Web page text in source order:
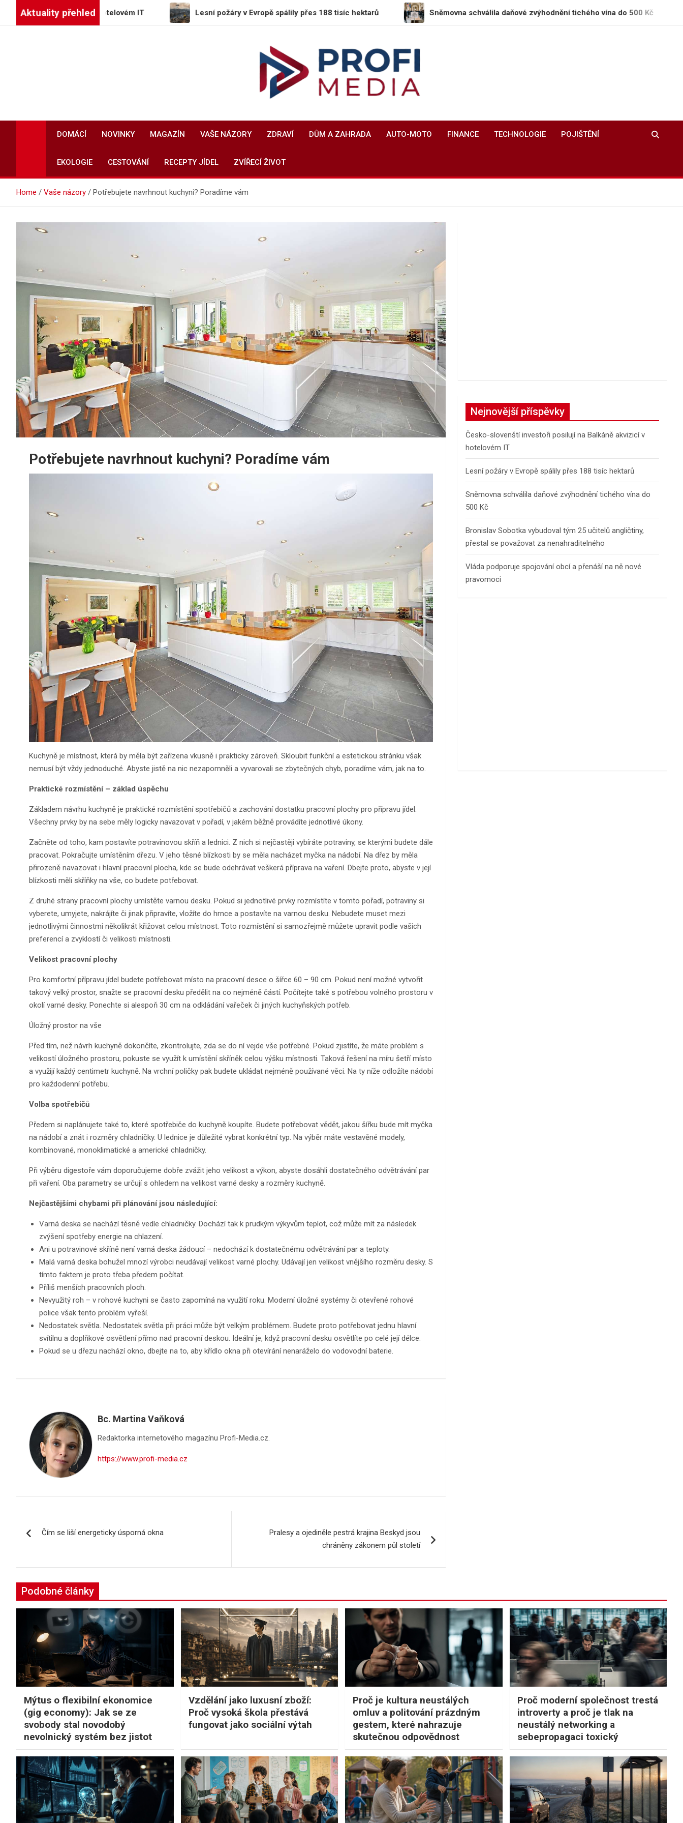
Aktuality přehled
akvizicí v hotelovém IT Lesní požáry v Evropě spálily přes 188 tisíc hektarů Sněmovna schválila daňové zvýhodnění tichého vína do 500 Kč Bronislav
Profi-Media.cz
DOMÁCÍ NOVINKY MAGAZÍN VAŠE NÁZORY ZDRAVÍ DŮM A ZAHRADA AUTO-MOTO FINANCE TECHNOLOGIE POJIŠTĚNÍ
EKOLOGIE CESTOVÁNÍ RECEPTY JÍDEL ZVÍŘECÍ ŽIVOT
Home Vaše názory Potřebujete navrhnout kuchyni? Poradíme vám
Potřebujete navrhnout kuchyni? Poradíme vám
Kuchyně je místnost, která by měla být zařízena vkusně i prakticky zároveň. Skloubit funkční a estetickou stránku však
nemusí být vždy jednoduché. Abyste jistě na nic nezapomněli a vyvarovali se zbytečných chyb, poradíme vám, jak na to.
Praktické rozmístění – základ úspěchu
Základem návrhu kuchyně je praktické rozmístění spotřebičů a zachování dostatku pracovní plochy pro přípravu jídel.
Všechny prvky by na sebe měly logicky navazovat v pořadí, v jakém běžně provádíte jednotlivé úkony.
Začněte od toho, kam postavíte potravinovou skříň a lednici. Z nich si nejčastěji vybíráte potraviny, se kterými budete dále
pracovat. Pokračujte umístěním dřezu. V jeho těsné blízkosti by se měla nacházet myčka na nádobí. Na dřez by měla
přirozeně navazovat i hlavní pracovní plocha, kde se bude odehrávat veškerá příprava na vaření. Dbejte proto, abyste v její
blízkosti měli skříňky na vše, co budete potřebovat.
Z druhé strany pracovní plochy umístěte varnou desku. Pokud si jednotlivé prvky rozmístíte v tomto pořadí, potraviny si
vyberete, umyjete, nakrájíte či jinak připravíte, vložíte do hrnce a postavíte na varnou desku. Nebudete muset mezi
jednotlivými činnostmi několikrát křižovat celou místnost. Toto rozmístění si samozřejmě můžete upravit podle vašich
preferencí a zvyklostí či velikosti místnosti.
Velikost pracovní plochy
Pro komfortní přípravu jídel budete potřebovat místo na pracovní desce o šířce 60 – 90 cm. Pokud není možné vytvořit
takový velký prostor, snažte se pracovní desku předělit na co nejméně částí. Počítejte také s potřebou volného prostoru v
okolí varné desky. Ponechte si alespoň 30 cm na odkládání vařeček či jiných kuchyňských potřeb.
Úložný prostor na vše
Před tím, než návrh kuchyně dokončíte, zkontrolujte, zda se do ní vejde vše potřebné. Pokud zjistíte, že máte problém s
velikostí úložného prostoru, pokuste se využít k umístění skříněk celou výšku místnosti. Taková řešení na míru šetří místo
a využijí každý centimetr kuchyně. Na vrchní poličky pak budete ukládat nejméně používané věci. Na ty níže odložíte nádobí
pro každodenní potřebu.
Volba spotřebičů
Předem si naplánujete také to, které spotřebiče do kuchyně koupíte. Budete potřebovat vědět, jakou šířku bude mít myčka
na nádobí a znát i rozměry chladničky. U lednice je důležité vybrat konkrétní typ. Na výběr máte vestavěné modely,
kombinované, monoklimatické a americké chladničky.
Při výběru digestoře vám doporučujeme dobře zvážit jeho velikost a výkon, abyste dosáhli dostatečného odvětrávání par
při vaření. Oba parametry se určují s ohledem na velikost varné desky a rozměry kuchyně.
Nejčastějšími chybami při plánování jsou následující:
Varná deska se nachází těsně vedle chladničky. Dochází tak k prudkým výkyvům teplot, což může mít za následek
zvýšení spotřeby energie na chlazení.
Ani u potravinové skříně není varná deska žádoucí – nedochází k dostatečnému odvětrávání par a teploty.
Malá varná deska bohužel mnozí výrobci neudávají velikost varné plochy. Udávají jen velikost vnějšího rozměru desky. S
tímto faktem je proto třeba předem počítat.
Příliš menších pracovních ploch.
Nevyužitý roh – v rohové kuchyni se často zapomíná na využití roku. Moderní úložné systémy či otevřené rohové
police však tento problém vyřeší.
Nedostatek světla. Nedostatek světla při práci může být velkým problémem. Budete proto potřebovat jednu hlavní
svítilnu a doplňkové osvětlení přímo nad pracovní deskou. Ideální je, když pracovní desku osvětlíte po celé její délce.
Pokud se u dřezu nachází okno, dbejte na to, aby křídlo okna při otevírání nenaráželo do vodovodní baterie.
Bc. Martina Vaňková
Redaktorka internetového magazínu Profi-Media.cz.
https://www.profi-media.cz
pro
příspěvek
Čím se liší energeticky úsporná okna
Pralesy a ojediněle pestrá krajina Beskyd jsou
chráněny zákonem půl století
Nejnovější příspěvky
Česko-slovenští investoři posilují na Balkáně akvizicí v
hotelovém IT
Lesní požáry v Evropě spálily přes 188 tisíc hektarů
Sněmovna schválila daňové zvýhodnění tichého vína do
500 Kč
Bronislav Sobotka vybudoval tým 25 učitelů angličtiny,
přestal se považovat za nenahraditelného
Vláda podporuje spojování obcí a přenáší na ně nové
pravomoci
Podobné články
Mýtus o flexibilní ekonomice
(gig economy): Jak se ze
svobody stal novodobý
nevolnický systém bez jistot
Vzdělání jako luxusní zboží:
Proč vysoká škola přestává
fungovat jako sociální výtah
Proč je kultura neustálých
omluv a politování prázdným
gestem, které nahrazuje
skutečnou odpovědnost
Proč moderní společnost trestá
introverty a proč je tlak na
neustálý networking a
sebepropagaci toxický